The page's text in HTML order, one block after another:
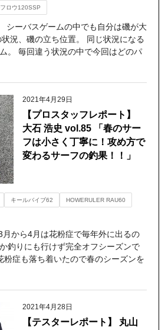
ロウ120SSP
シーバスゲームの中でも自分は磯が大
況、磯の立ち位置。 同じ状況になる
。 毎回違う状況の中で今回はどのパ
2021年4月29日
【プロスタッフレポート】
大石 浩史 vol.85 「春のサー
フは小さく丁寧に！攻め方で
変わるサーフの釣果！！」
キールバイブ62 HOWERULER RAU60
から4月は花粉症で毎年外に出るの
釣りにも行けず完全オフシーズンで
症も落ち着いたので春のシーズンを
2021年4月28日
【テスターレポート】 丸山